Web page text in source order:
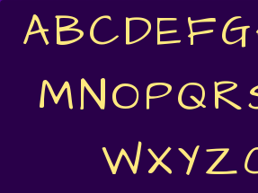
ABCDEFG
MNOPQR
WXYZ